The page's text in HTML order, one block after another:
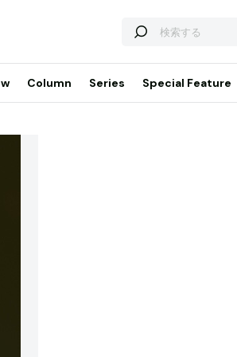
Column Series Special Feature